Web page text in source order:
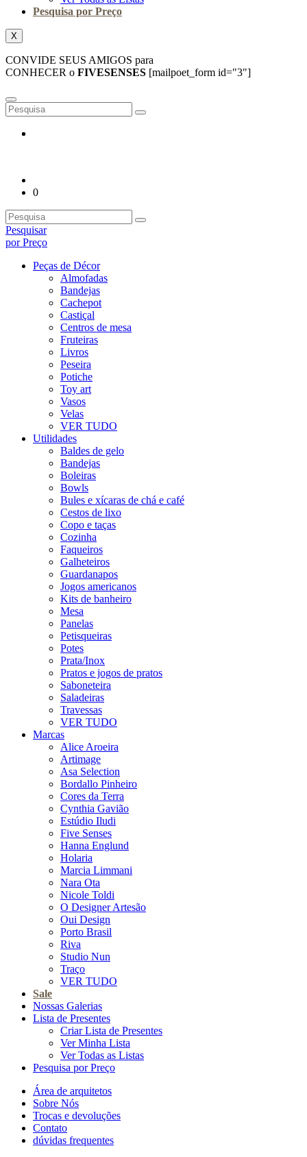
Pesquisa por Preço
X
CONVIDE SEUS AMIGOS para
CONHECER o FIVESENSES [mailpoet_form id="3"]
0
Pesquisar
por Preço
Peças de Décor
Almofadas
Bandejas
Cachepot
Castiçal
Centros de mesa
Fruteiras
Livros
Peseira
Potiche
Toy art
Vasos
Velas
VER TUDO
Utilidades
Baldes de gelo
Bandejas
Boleiras
Bowls
Bules e xícaras de chá e café
Cestos de lixo
Copo e taças
Cozinha
Faqueiros
Galheteiros
Guardanapos
Jogos americanos
Kits de banheiro
Mesa
Panelas
Petisqueiras
Potes
Prata/Inox
Pratos e jogos de pratos
Saboneteira
Saladeiras
Travessas
VER TUDO
Marcas
Alice Aroeira
Artimage
Asa Selection
Bordallo Pinheiro
Cores da Terra
Cynthia Gavião
Estúdio Iludi
Five Senses
Hanna Englund
Holaria
Marcia Limmani
Nara Ota
Nicole Toldi
O Designer Artesão
Oui Design
Porto Brasil
Riva
Studio Nun
Traço
VER TUDO
Sale
Nossas Galerias
Lista de Presentes
Criar Lista de Presentes
Ver Minha Lista
Ver Todas as Listas
Pesquisa por Preço
Área de arquitetos
Sobre Nós
Trocas e devoluções
Contato
dúvidas frequentes